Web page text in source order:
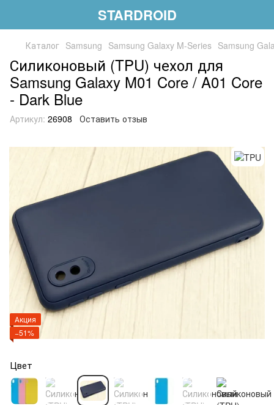
STARDROID
Каталог Samsung Samsung Galaxy M-Series Samsung
Силиконовый (TPU) чехол для
Samsung Galaxy M01 Core / A01 Core
- Dark Blue
Артикул: 26908 Оставить отзыв
Акция
−51%
Цвет